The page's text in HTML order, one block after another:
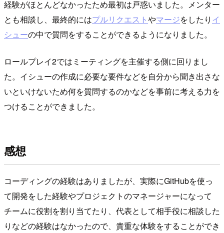
経験がほとんどなかったため最初は戸惑いました。メンター
とも相談し、最終的にはプルリクエストやマージをしたり イ
シューの中で質問をすることができるようになりました。
ロールプレイ2ではミーティングを主催する側に回りまし
た。イシューの作成に必要な要件などを自分から聞き出さな
いといけないため何を質問するのかなどを事前に考える力を
つけることができました。
感想
コーディングの経験はありましたが、実際にGitHubを使っ
て開発をした経験やプロジェクトのマネージャーになって
チームに役割を割り当てたり、代表として相手役に相談した
りなどの経験はなかったので、貴重な体験をすることができ